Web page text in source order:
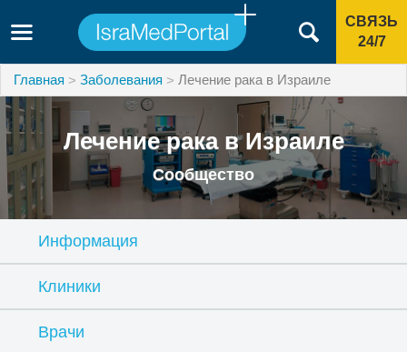
СВЯЗЬ
24/7
Главная Заболевания Лечение рака в Израиле
Лечение рака в Израиле
Сообщество
Информация
Клиники
Врачи